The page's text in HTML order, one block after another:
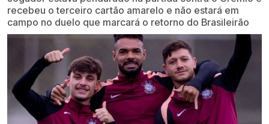
recebeu o terceiro cartão amarelo e não estará em
campo no duelo que marcará o retorno do Brasileirão